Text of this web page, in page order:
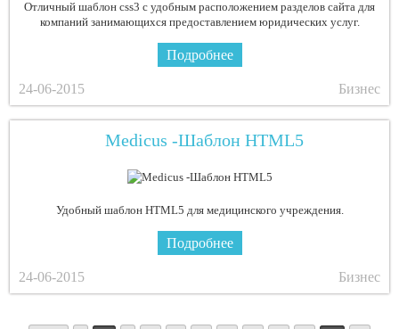
Отличный шаблон css3 с удобным расположением разделов сайта для
компаний занимающихся предоставлением юридических услуг.
Подробнее
24-06-2015 Бизнес
Medicus -Шаблон HTML5
Удобный шаблон HTML5 для медицинского учреждения.
Подробнее
24-06-2015 Бизнес